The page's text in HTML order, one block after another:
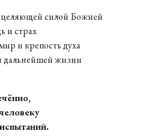
силой Божией
и страх
и крепость духа
дальнейшей жизни